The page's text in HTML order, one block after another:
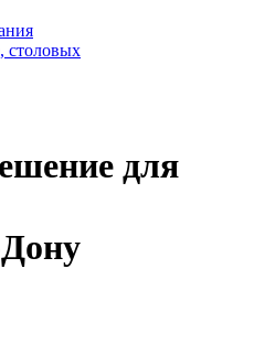
столовых
для